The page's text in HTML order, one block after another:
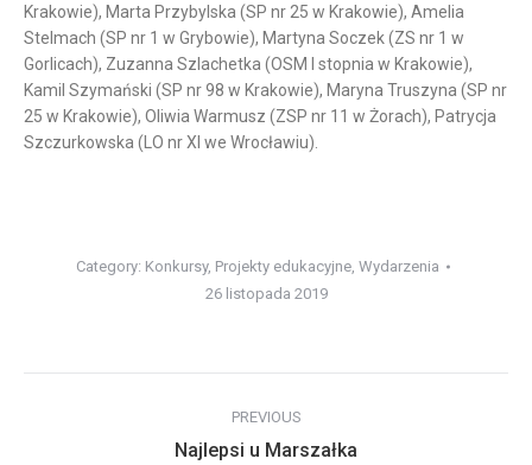
Krakowie), Marta Przybylska (SP nr 25 w Krakowie), Amelia
Stelmach (SP nr 1 w Grybowie), Martyna Soczek (ZS nr 1 w
Gorlicach), Zuzanna Szlachetka (OSM I stopnia w Krakowie),
Kamil Szymański (SP nr 98 w Krakowie), Maryna Truszyna (SP nr
25 w Krakowie), Oliwia Warmusz (ZSP nr 11 w Żorach), Patrycja
Szczurkowska (LO nr XI we Wrocławiu).
Category: Konkursy, Projekty edukacyjne, Wydarzenia
26 listopada 2019
navigation
PREVIOUS
Previous
Najlepsi u Marszałka